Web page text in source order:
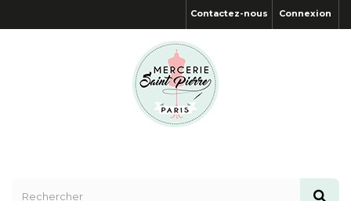
Connexion
Contactez-nous